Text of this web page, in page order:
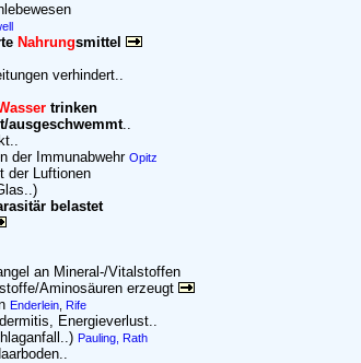
Nahrungsmittel
verhindert..
trinken
ausgeschwemmt..
der Immunabwehr Opitz
der Luftionen
belastet
an Mineral-/Vitalstoffen
Aminosäuren erzeugt
Enderlein Rife
Energieverlust..
Pauling, Rath